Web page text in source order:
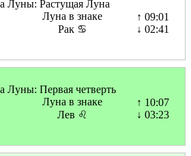
Луна в знаке
Рак ♋
↑ 09:01
↓ 02:41
Луна в знаке
Лев ♌
↑ 10:07
↓ 03:23